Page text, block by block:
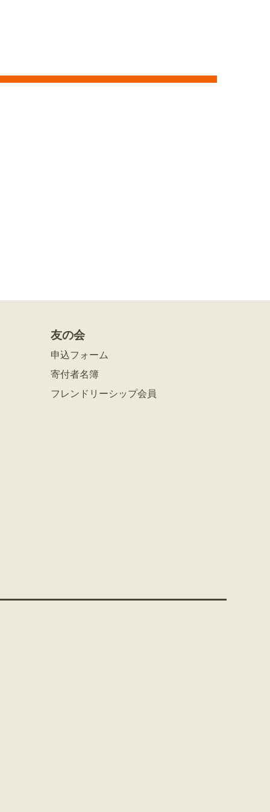
友の会
申込フォーム
寄付者名簿
フレンドリーシップ会員